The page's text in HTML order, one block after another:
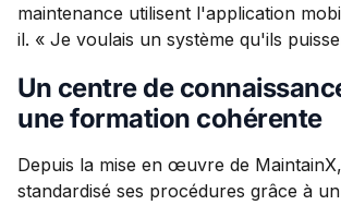
maintenance utilisent l'application
il. « Je voulais un système qu'ils
Un centre de
une formation cohérente
Depuis la mise en œuvre de
standardisé ses procédures grâce à